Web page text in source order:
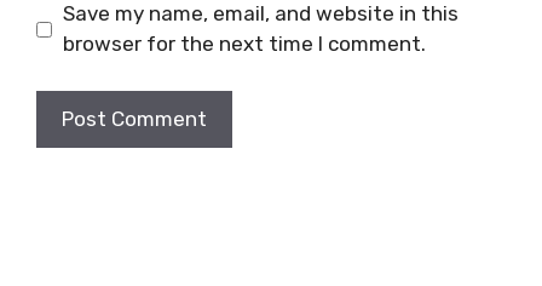
Save my name, email, and website in this
browser for the next time I comment.